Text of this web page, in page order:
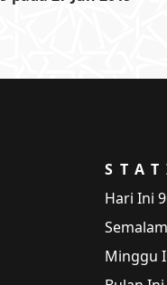
Hari Ini
Semalam
Minggu